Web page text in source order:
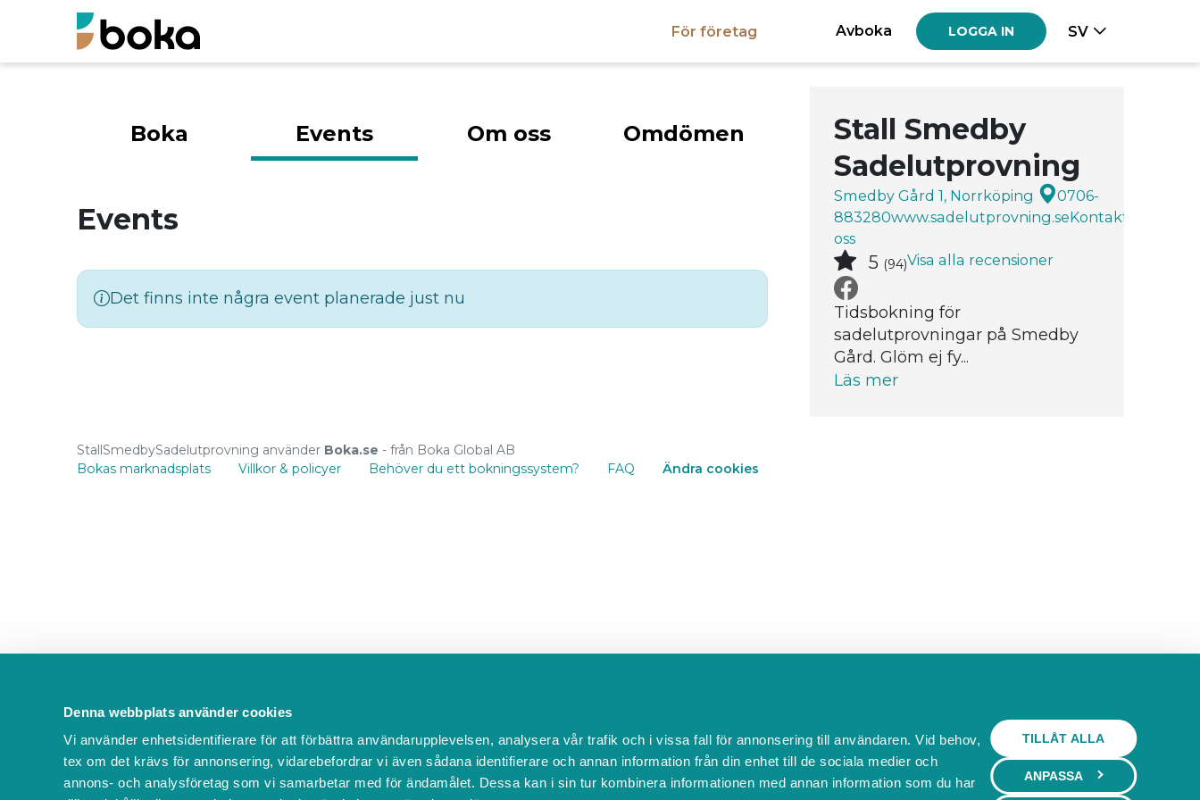
Denna webbplats använder cookies
Vi använder enhetsidentifierare för att förbättra användarupplevelsen, analysera vår trafik och i vissa fall för annonsering till användaren. Vid behov,
tex om det krävs för annonsering, vidarebefordrar vi även sådana identifierare och annan information från din enhet till de sociala medier och
annons- och analysföretag som vi samarbetar med för ändamålet. Dessa kan i sin tur kombinera informationen med annan information som du har
TILLÅT ALLA
ANPASSA
För företag Avboka LOGGA IN SV
Stall Smedby
Sadelutprovning
Smedby Gård 1, Norrköping
0706-
883280www.sadelutprovning.seKontakta
oss
5 (94)Visa alla recensioner
Tidsbokning för
sadelutprovningar på Smedby
Gård. Glöm ej fy...
Läs mer
Boka Events Om oss Omdömen
Events
Det finns inte några event planerade just nu
StallSmedbySadelutprovning använder Boka.se - från Boka Global AB
Bokas marknadsplats
Villkor & policyer Behöver du ett bokningssystem? FAQ Ändra cookies